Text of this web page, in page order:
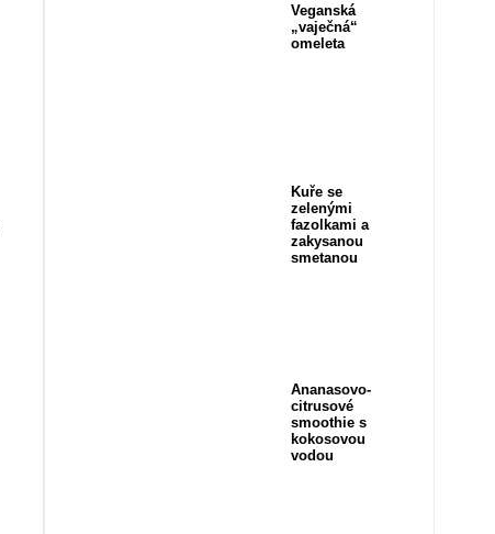
Veganská
„vaječná“
omeleta
Kuře se
zelenými
fazolkami a
zakysanou
smetanou
Ananasovo-
citrusové
smoothie s
kokosovou
vodou